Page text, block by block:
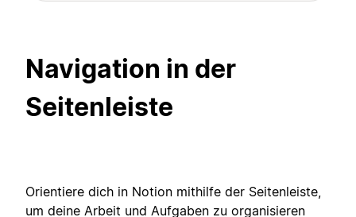
Navigation in der
Seitenleiste
Orientiere dich in Notion mithilfe der Seitenleiste,
um deine Arbeit und Aufgaben zu organisieren